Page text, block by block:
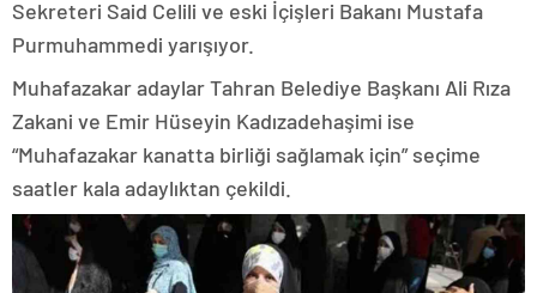
Sekreteri Said Celili ve eski İçişleri Bakanı Mustafa
Purmuhammedi yarışıyor.
Muhafazakar adaylar Tahran Belediye Başkanı Ali Rıza
Zakani ve Emir Hüseyin Kadızadehaşimi ise
“Muhafazakar kanatta birliği sağlamak için” seçime
saatler kala adaylıktan çekildi.